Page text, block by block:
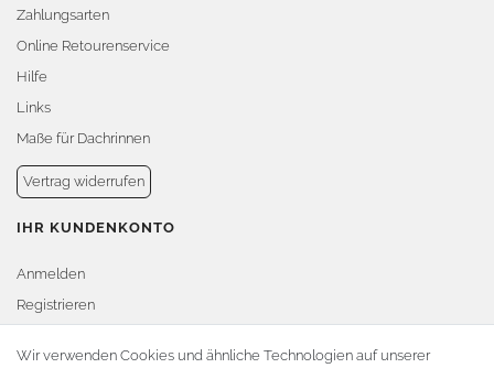
Zahlungsarten
Online Retourenservice
Hilfe
Links
Maße für Dachrinnen
Vertrag widerrufen
IHR KUNDENKONTO
Anmelden
Registrieren
Warenkorb
Wir verwenden Cookies und ähnliche Technologien auf unserer